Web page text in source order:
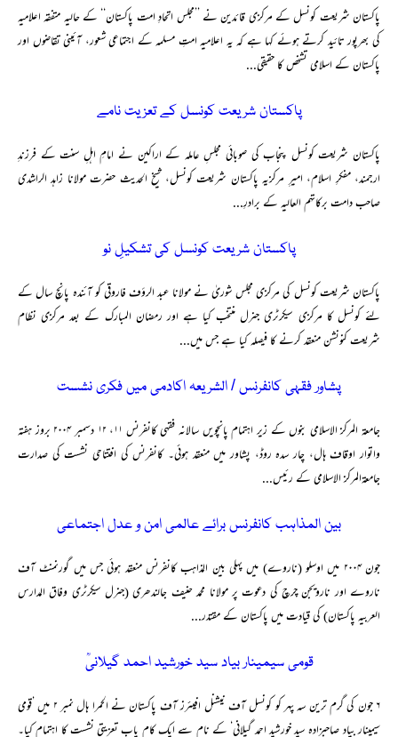
پاکستان شریعت کونسل کے مرکزی قائدین نے ’’مجلس اتحادِ امت پاکستان‘‘ کے حالیہ متفقہ اعلامیہ
کی بھرپور تائید کرتے ہوئے کہا ہے کہ یہ اعلامیہ امتِ مسلمہ کے اجتماعی شعور، آئینی تقاضوں اور
پاکستان کے اسلامی تشخص کا حقیقی...
پاکستان شریعت کونسل کے تعزیت نامے
پاکستان شریعت کونسل پنجاب کی صوبائی مجلسِ عاملہ کے اراکین نے امامِ اہلِ سنت کے فرزندِ
ارجمند، مفکرِ اسلام، امیرِ مرکزیہ پاکستان شریعت کونسل، شیخ الحدیث حضرت مولانا زاہد الراشدی
صاحب دامت برکاتہم العالیہ کے برادرِ...
پاکستان شریعت کونسل کی تشکیلِ نو
پاکستان شریعت کونسل کی مرکزی مجلس شوریٰ نے مولانا عبد الرؤف فاروقی کو آئندہ پانچ سال کے
لئے کونسل کا مرکزی سیکرٹری جنرل منتخب کیا ہے اور رمضان المبارک کے بعد مرکزی نظام
شریعت کنونشن منعقد کرنے کا فیصلہ کیا ہے جس میں...
پشاور فقہی کانفرنس / الشریعہ اکادمی میں فکری نشست
جامعۃ المرکز الاسلامی بنوں کے زیر اہتمام پانچویں سالانہ فقہی کانفرنس ۱۱، ۱۲ دسمبر ۲۰۰۴ بروز ہفتہ
واتوار اوقاف ہال، چار سدہ روڈ، پشاور میں منعقد ہوئی۔ کانفرنس کی افتتاحی نشست کی صدارت
جامعۃالمرکز الاسلامی کے رئیس...
بین المذاہب کانفرنس برائے عالمی امن و عدل اجتماعی
جون ۲۰۰۴ میں اوسلو (ناروے) میں پہلی بین المذاہب کانفرنس منعقد ہوئی جس میں گورنمنٹ آف
ناروے اور نارویجن چرچ کی دعوت پر مولانا محمد حنیف جالندھری (جنرل سیکرٹری وفاق المدارس
العربیہ پاکستان) کی قیادت میں پاکستان کے مقتدر...
قومی سیمینار بیاد سید خورشید احمد گیلانیؒ
۶ جون کی گرم ترین سہ پہر کو کونسل آف نیشنل افیئرز آف پاکستان نے الحمرا ہال نمبر ۲ میں ’قومی
سیمینار بیاد صاحبزادہ سید خورشید احمد گیلانی‘ کے نام سے ایک کام یاب تعزیتی نشست کا اہتمام کیا۔